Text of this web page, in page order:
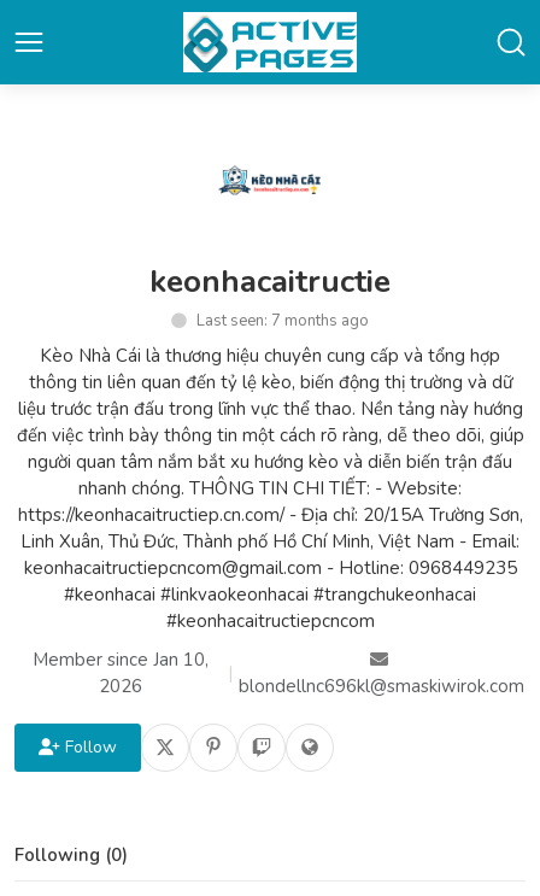
keonhacaitructie
Last seen: 7 months ago
Kèo Nhà Cái là thương hiệu chuyên cung cấp và tổng hợp
thông tin liên quan đến tỷ lệ kèo, biến động thị trường và dữ
liệu trước trận đấu trong lĩnh vực thể thao. Nền tảng này hướng
đến việc trình bày thông tin một cách rõ ràng, dễ theo dõi, giúp
người quan tâm nắm bắt xu hướng kèo và diễn biến trận đấu
nhanh chóng. THÔNG TIN CHI TIẾT: - Website:
https://keonhacaitructiep.cn.com/ - Địa chỉ: 20/15A Trường Sơn,
Linh Xuân, Thủ Đức, Thành phố Hồ Chí Minh, Việt Nam - Email:
keonhacaitructiepcncom@gmail.com - Hotline: 0968449235
#keonhacai #linkvaokeonhacai #trangchukeonhacai
#keonhacaitructiepcncom
Member since Jan 10,
2026
|
blondellnc696kl@smaskiwirok.com
Follow
Following (0)